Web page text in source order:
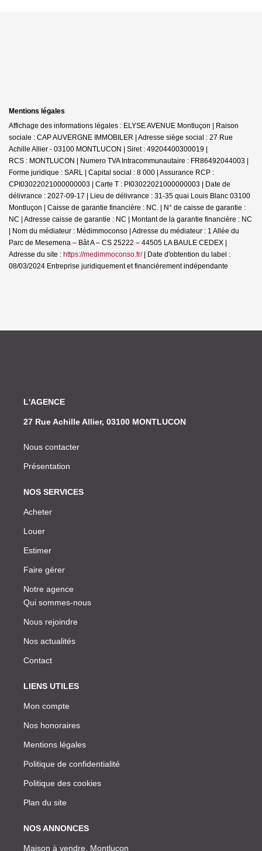
Mentions légales
Affichage des informations légales : ELYSE AVENUE Montluçon | Raison
sociale : CAP AUVERGNE IMMOBILER | Adresse siège social : 27 Rue
Achille Allier - 03100 MONTLUCON | Siret : 49204400300019 |
RCS : MONTLUCON | Numero TVA Intracommunautaire : FR86492044003 |
Forme juridique : SARL | Capital social : 8 000 | Assurance RCP :
CPI03022021000000003 | Carte T : PI03022021000000003 | Date de
délivrance : 2027-09-17 | Lieu de délivrance : 31-35 quai Louis Blanc 03100
Montluçon | Caisse de garantie financière : NC. | N° de caisse de garantie :
NC | Adresse caisse de garantie : NC | Montant de la garantie financière : NC
| Nom du médiateur : Médimmoconso | Adresse du médiateur : 1 Allée du
Parc de Mesemena – Bât A – CS 25222 – 44505 LA BAULE CEDEX |
Adresse du site : https://medimmoconso.fr/| Date d'obtention du label :
08/03/2024 Entreprise juridiquement et financièrement indépendante
L'AGENCE
27 Rue Achille Allier, 03100 MONTLUCON
Nous contacter
Présentation
NOS SERVICES
Acheter
Louer
Estimer
Faire gérer
Notre agence
Qui sommes-nous
Nous rejoindre
Nos actualités
Contact
LIENS UTILES
Mon compte
Nos honoraires
Mentions légales
Politique de confidentialité
Politique des cookies
Plan du site
NOS ANNONCES
Maison à vendre, Montlucon